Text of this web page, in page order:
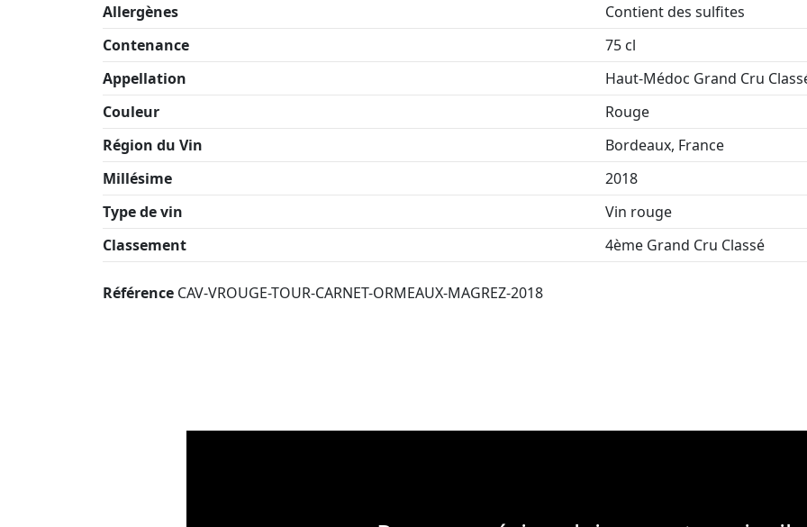
Allergènes
Contient des sulfites
Contenance
75 cl
Appellation
Haut-Médoc Grand Cru
Couleur
Rouge
Région du Vin
Bordeaux, France
Millésime
2018
Type de vin
Vin rouge
Classement
4ème Grand Cru Classé
Référence CAV-VROUGE-TOUR-CARNET-ORMEAUX-MAGREZ-2018